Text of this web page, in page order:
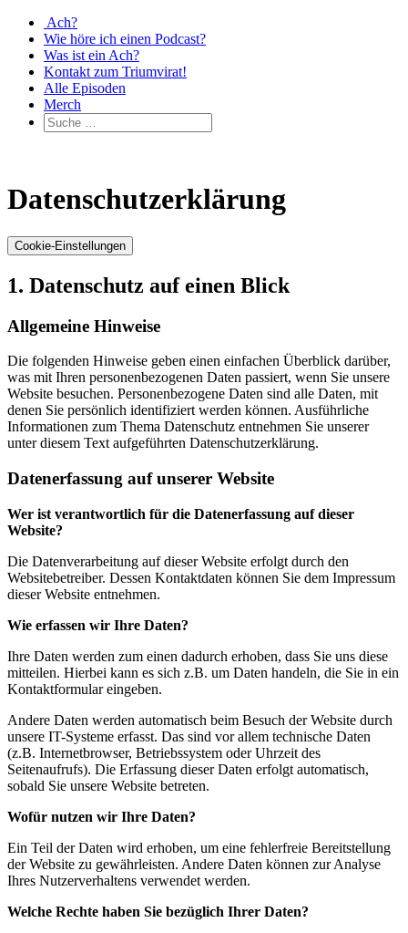
Ach?
Wie höre ich einen Podcast?
Was ist ein Ach?
Kontakt zum Triumvirat!
Alle Episoden
Merch
Datenschutzerklärung
Cookie-Einstellungen
1. Datenschutz auf einen Blick
Allgemeine Hinweise
Die folgenden Hinweise geben einen einfachen Überblick darüber,
was mit Ihren personenbezogenen Daten passiert, wenn Sie unsere
Website besuchen. Personenbezogene Daten sind alle Daten, mit
denen Sie persönlich identifiziert werden können. Ausführliche
Informationen zum Thema Datenschutz entnehmen Sie unserer
unter diesem Text aufgeführten Datenschutzerklärung.
Datenerfassung auf unserer Website
Wer ist verantwortlich für die Datenerfassung auf dieser
Website?
Die Datenverarbeitung auf dieser Website erfolgt durch den
Websitebetreiber. Dessen Kontaktdaten können Sie dem Impressum
dieser Website entnehmen.
Wie erfassen wir Ihre Daten?
Ihre Daten werden zum einen dadurch erhoben, dass Sie uns diese
mitteilen. Hierbei kann es sich z.B. um Daten handeln, die Sie in ein
Kontaktformular eingeben.
Andere Daten werden automatisch beim Besuch der Website durch
unsere IT-Systeme erfasst. Das sind vor allem technische Daten
(z.B. Internetbrowser, Betriebssystem oder Uhrzeit des
Seitenaufrufs). Die Erfassung dieser Daten erfolgt automatisch,
sobald Sie unsere Website betreten.
Wofür nutzen wir Ihre Daten?
Ein Teil der Daten wird erhoben, um eine fehlerfreie Bereitstellung
der Website zu gewährleisten. Andere Daten können zur Analyse
Ihres Nutzerverhaltens verwendet werden.
Welche Rechte haben Sie bezüglich Ihrer Daten?